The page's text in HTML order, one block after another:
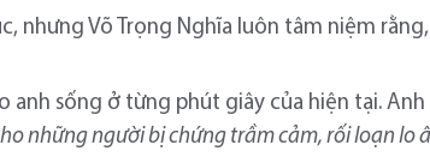
nhưng Võ Trọng Nghĩa luôn tâm niệm rằng,
anh sống ở từng phút giây của hiện tại. Anh
những người bị chứng trầm cảm, rối loạn lo